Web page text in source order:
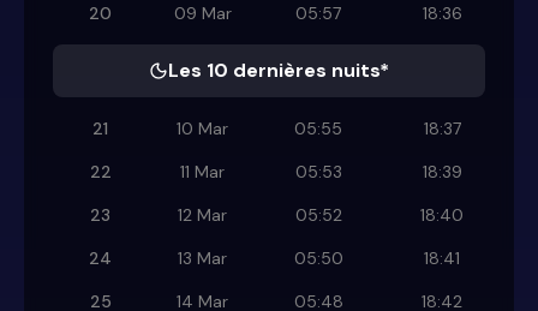
20
09 Mar 05:57 18:36
Les 10 dernières nuits*
21 10 Mar 05:55
18:37
22
11 Mar 05:53
18:39
23
12 Mar 05:52
18:40
24
13 Mar 05:50
18:41
25
14 Mar 05:48
18:42